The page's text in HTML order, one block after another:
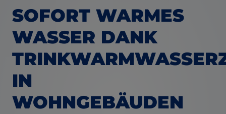
SOFORT WARMES
WASSER DANK
IN
WOHNGEBÄUDEN